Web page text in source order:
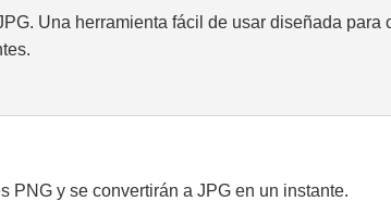
Una herramienta fácil de usar diseñada para
PNG y se convertirán a JPG en un instante.